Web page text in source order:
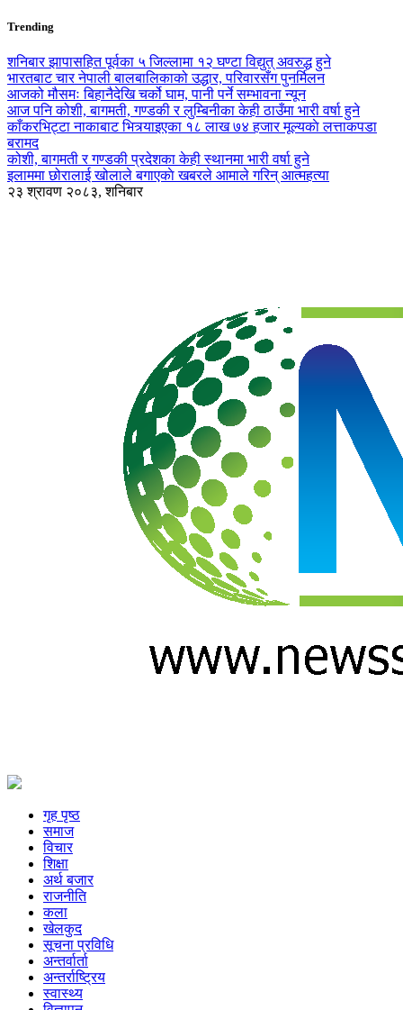
Trending
शनिबार झापासहित पूर्वका ५ जिल्लामा १२ घण्टा विद्युत् अवरुद्ध हुने
भारतबाट चार नेपाली बालबालिकाको उद्धार, परिवारसँग पुनर्मिलन
आजको मौसमः बिहानैदेखि चर्को घाम, पानी पर्ने सम्भावना न्यून
आज पनि कोशी, बागमती, गण्डकी र लुम्बिनीका केही ठाउँमा भारी वर्षा हुने
काँकरभिट्टा नाकाबाट भित्र्याइएका १८ लाख ७४ हजार मूल्यकाे लत्ताकपडा
बरामद
कोशी, बागमती र गण्डकी प्रदेशका केही स्थानमा भारी वर्षा हुने
इलाममा छोरालाई खोलाले बगाएकाे खबरले आमाले गरिन् आत्महत्या
२३ श्रावण २०८३, शनिबार
गृह पृष्ठ
समाज
विचार
शिक्षा
अर्थ बजार
राजनीति
कला
खेलकुद
सूचना प्रविधि
अन्तर्वार्ता
अन्तर्राष्ट्रिय
स्वास्थ्य